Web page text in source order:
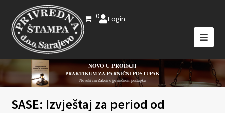
0 Login
NOVO U PRODAJI
PRAKTIKUM ZA PARNIČNI POSTUPAK
- Novelirani Zakon o parničnom postupku -
SASE: Izvještaj za period od